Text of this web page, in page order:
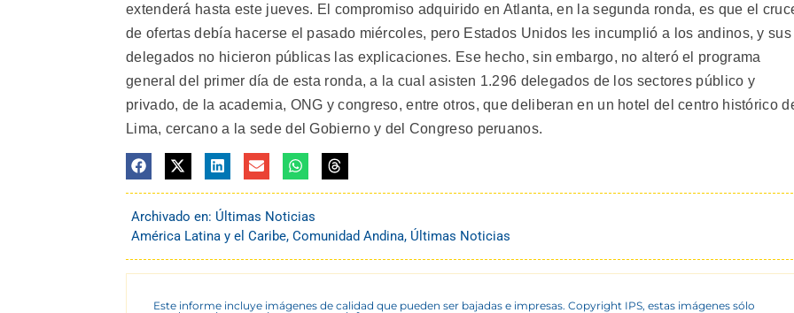
extenderá hasta este jueves. El compromiso adquirido en Atlanta, en la segunda ronda, es que el
de ofertas debía hacerse el pasado miércoles, pero Estados Unidos les incumplió a los andinos, y sus
delegados no hicieron públicas las explicaciones. Ese hecho, sin embargo, no alteró el programa
general del primer día de esta ronda, a la cual asisten 1.296 delegados de los sectores público y
privado, de la academia, ONG y congreso, entre otros, que deliberan en un hotel del centro histórico
Lima, cercano a la sede del Gobierno y del Congreso peruanos.
Archivado en: Últimas Noticias
América Latina y el Caribe, Comunidad Andina, Últimas Noticias
Este informe incluye imágenes de calidad que pueden ser bajadas e impresas. Copyright IPS, estas imágenes sólo